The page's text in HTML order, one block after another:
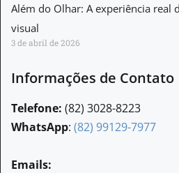
Além do Olhar: A experiência real
visual
3 de abril de 2026
Informações de Contato
Telefone: (82) 3028-8223
WhatsApp: (82) 99129-7977
Emails: